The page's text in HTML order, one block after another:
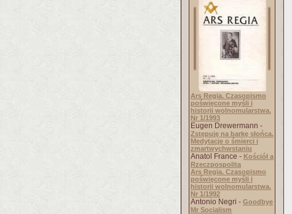
Ars Regia. Czasopismo
poświęcone myśli i
historii wolnomularstwa.
Nr 1/1993
Eugen Drewermann -
Zstępuję na barkę słońca.
Medytacje o śmierci i
zmartwychwstaniu
Anatol France - Kościół a
Rzeczpospolita
Ars Regia. Czasopismo
poświęcone myśli i
historii wolnomularstwa.
Nr 1/1992
Antonio Negri - Goodbye
Mr Socialism